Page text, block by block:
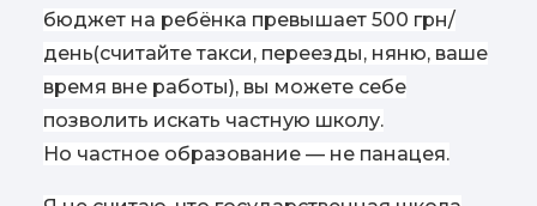
бюджет на ребёнка превышает 500 грн/
день(считайте такси, переезды, няню, ваше
время вне работы), вы можете себе
позволить искать частную школу.
Но частное образование — не панацея.